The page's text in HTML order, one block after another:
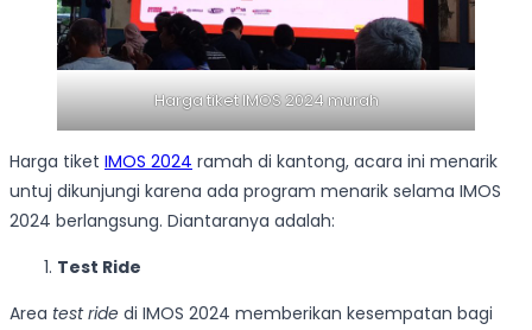
Harga tiket IMOS 2024 murah
Harga tiket IMOS 2024 ramah di kantong, acara ini menarik
untuj dikunjungi karena ada program menarik selama IMOS
2024 berlangsung. Diantaranya adalah:
Test Ride
Area test ride di IMOS 2024 memberikan kesempatan bagi